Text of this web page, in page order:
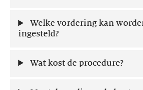
Welke vordering kan
ingesteld?
Wat kost de procedure?